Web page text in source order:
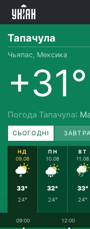
Тапачула
Чьяпас, Мексика
+31°
Погода Тапачула:
СЬОГОДНІ ЗАВТРА
НД
09.08
33°
24°
ПН
10.08
32°
24°
ВТ
11.08
33°
24°
09:00 12:00